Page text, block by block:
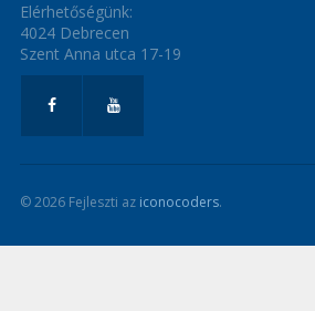
Elérhetőségünk:
4024 Debrecen
Szent Anna utca 17-19
© 2026 Fejleszti az iconocoders.